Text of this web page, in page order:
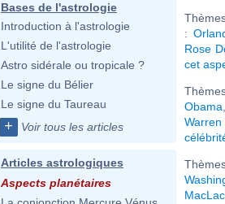
Bases de l'astrologie
Introduction à l'astrologie
L'utilité de l'astrologie
Astro sidérale ou tropicale ?
Le signe du Bélier
Le signe du Taureau
+ Voir tous les articles
Articles astrologiques
Aspects planétaires
:
Rose
cet
Obama